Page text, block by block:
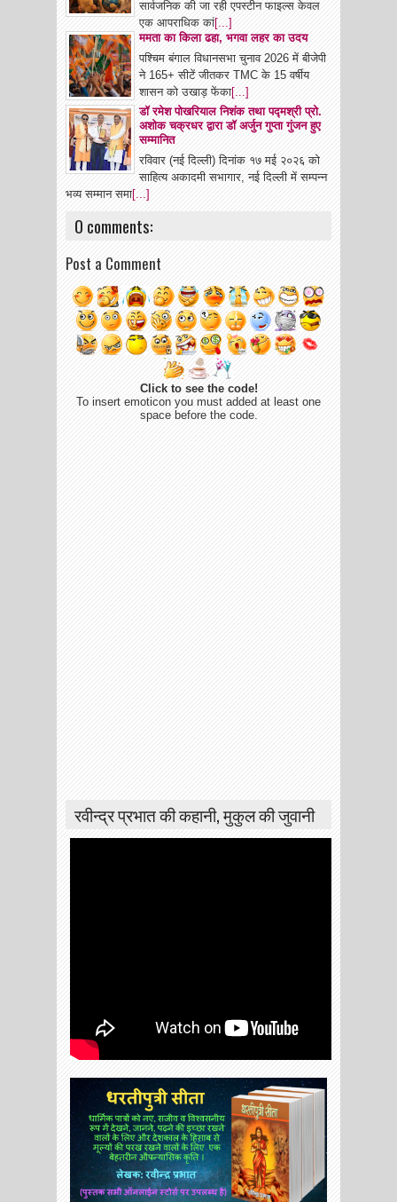
सार्वजनिक की जा रही एपस्टीन फाइल्स केवल
एक आपराधिक कां[...]
ममता का किला ढहा, भगवा लहर का उदय
पश्चिम बंगाल विधानसभा चुनाव 2026 में बीजेपी
ने 165+ सीटें जीतकर TMC के 15 वर्षीय
शासन को उखाड़ फेंका[...]
डॉ रमेश पोखरियाल निशंक तथा पद्मश्री प्रो.
अशोक चक्रधर द्वारा डॉ अर्जुन गुप्ता गुंजन हुए
सम्मानित
रविवार (नई दिल्ली) दिनांक १७ मई २०२६ को
साहित्य अकादमी सभागार, नई दिल्ली में सम्पन्न
भव्य सम्मान समा[...]
0 comments:
Post a Comment
Click to see the code!
To insert emoticon you must added at least one
space before the code.
रवीन्द्र प्रभात की कहानी, मुकुल की जुवानी